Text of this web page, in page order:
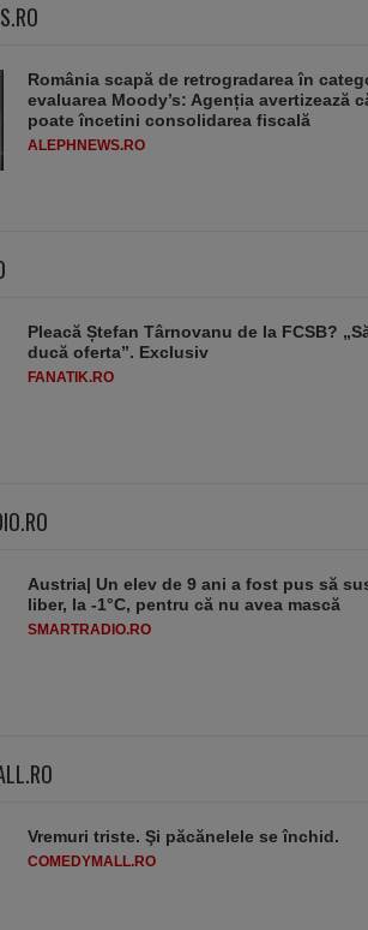
România scapă de retrogradarea în
evaluarea Moody’s: Agenția avertizează
poate încetini consolidarea fiscală
ALEPHNEWS.RO
Pleacă Ștefan Târnovanu de la FCSB?
ducă oferta”. Exclusiv
FANATIK.RO
Austria| Un elev de 9 ani a fost pus să
liber, la -1°C, pentru că nu avea mască
SMARTRADIO.RO
Vremuri triste. Şi păcănelele se închid.
COMEDYMALL.RO